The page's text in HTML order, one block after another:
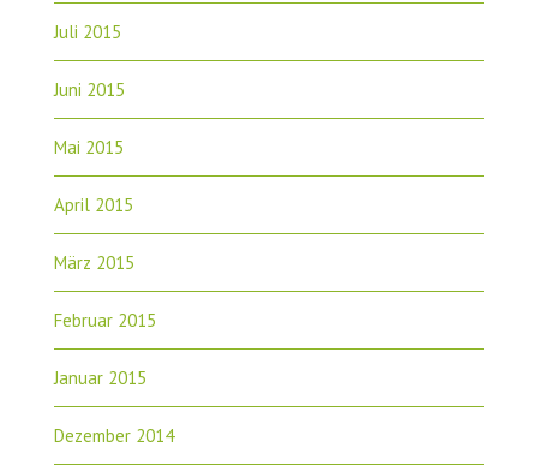
Juli 2015
Juni 2015
Mai 2015
April 2015
März 2015
Februar 2015
Januar 2015
Dezember 2014